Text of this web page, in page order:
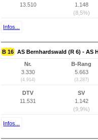
13.510
1.148
(8,5%)
Infos...
B 16 AS Bernhardswald (R 6) - AS
Nr.
3.330
(4.914)
B-Rang
5.663
(3.287)
DTV
11.531
SV
1.142
(9,9%)
Infos...